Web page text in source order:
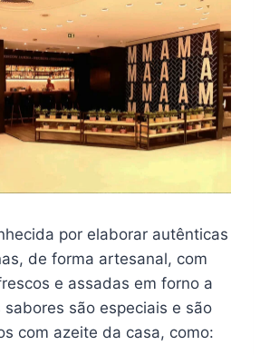
por elaborar autênticas
de forma artesanal, com
e assadas em forno a
sabores são especiais e são
com azeite da casa, como: